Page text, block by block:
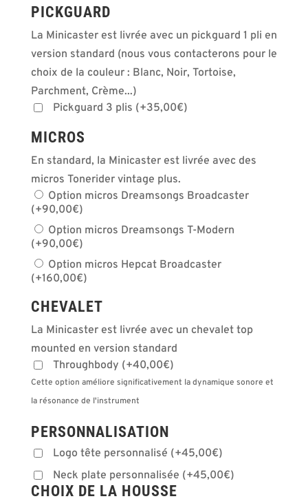
PICKGUARD
La Minicaster est livrée avec un pickguard 1 pli en
version standard (nous vous contacterons pour le
choix de la couleur : Blanc, Noir, Tortoise,
Parchment, Crème...)
Pickguard 3 plis (+35,00€)
MICROS
En standard, la Minicaster est livrée avec des
micros Tonerider vintage plus.
Option micros Dreamsongs Broadcaster
(+90,00€)
Option micros Dreamsongs T-Modern
(+90,00€)
Option micros Hepcat Broadcaster
(+160,00€)
CHEVALET
La Minicaster est livrée avec un chevalet top
mounted en version standard
Throughbody (+40,00€)
Cette option améliore significativement la dynamique sonore et
la résonance de l'instrument
PERSONNALISATION
Logo tête personnalisé (+45,00€)
Neck plate personnalisée (+45,00€)
CHOIX DE LA HOUSSE